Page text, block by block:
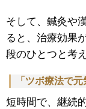
そして、鍼灸や
ると、治療効果
段のひとつと考
「ツボ療法で元
短時間で、継続